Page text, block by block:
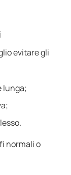
evitare gli
lunga;
normali o